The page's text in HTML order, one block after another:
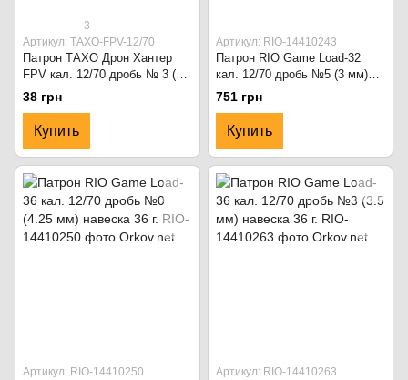
3
Артикул: ТАХО-FPV-12/70
Патрон ТАХО Дрон Хантер
FPV кал. 12/70 дробь № 3 (3,5
мм) + № 5 (3 мм) вес
(навеска) - 40 г Красный
38 грн
Купить
Артикул: RIO-14410243
Патрон RIO Game Load-32
кал. 12/70 дробь №5 (3 мм)
навеска 32 г.
751 грн
Купить
Артикул: RIO-14410250 Артикул: RIO-14410263